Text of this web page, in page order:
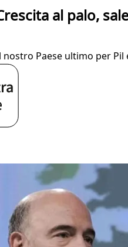
al palo,
Paese ultimo per